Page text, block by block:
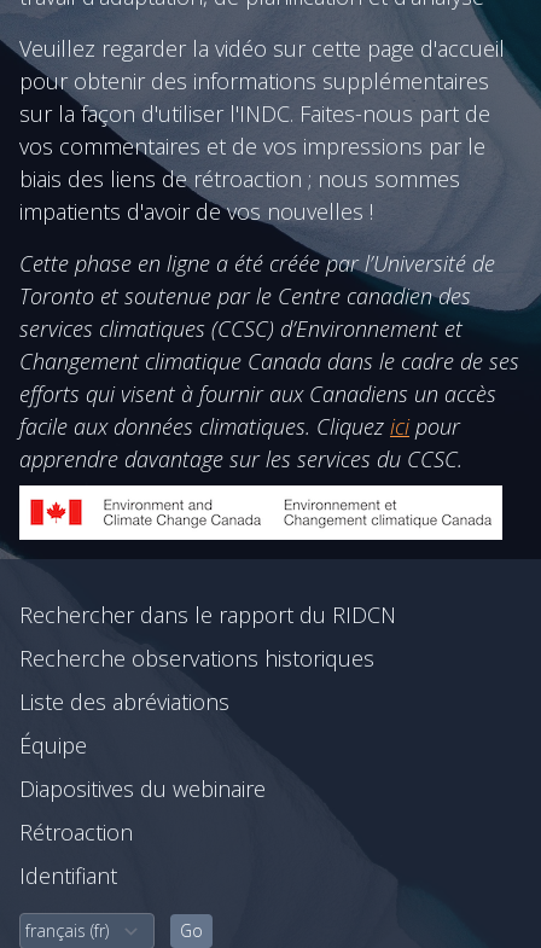
Veuillez regarder la vidéo sur cette page d'accueil
pour obtenir des informations supplémentaires
sur la façon d'utiliser l'INDC. Faites-nous part de
vos commentaires et de vos impressions par le
biais des liens de rétroaction ; nous sommes
impatients d'avoir de vos nouvelles !
Cette phase en ligne a été créée par l’Université de
Toronto et soutenue par le Centre canadien des
services climatiques (CCSC) d’Environnement et
Changement climatique Canada dans le cadre de ses
efforts qui visent à fournir aux Canadiens un accès
facile aux données climatiques. Cliquez ici pour
apprendre davantage sur les services du CCSC.
Rétroaction
Identifiant
Rechercher dans le rapport du RIDCN
Recherche observations historiques
Liste des abréviations
Équipe
Diapositives du webinaire